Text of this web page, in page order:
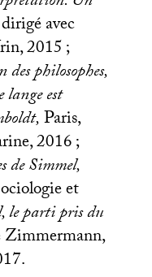
dirigé avec
2015;
des philosophes,
est
Paris,
2016;
de Simmel,
et
le parti pris du
Zimmermann,